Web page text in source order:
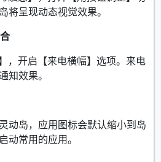
将呈现动态视觉效果。
，开启【来电横幅】选项。来电
知效果。
动岛，应用图标会默认缩小到岛
动常用的应用。